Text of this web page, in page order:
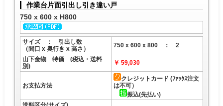
作業台片面引出し引き違い戸
750 x 600 x H800
サイズ ： 引出し数
（間口 x 奥行き x 高さ）
750 x 600 x 800 ： 2
山下金物 特価 (税込・送料
別)
￥ 59,030
お支払方法
クレジットカード (ﾌｧｯｸｽ注文
は不可）
振込(先払い)